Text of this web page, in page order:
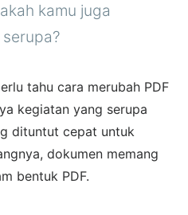
kamu juga
tahu cara merubah PDF
kegiatan yang serupa
dituntut cepat untuk
dokumen memang
bentuk PDF.